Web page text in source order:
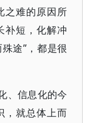
之难的原因所
补短，化解冲
途”，都是很
、信息化的今
，就总体上而